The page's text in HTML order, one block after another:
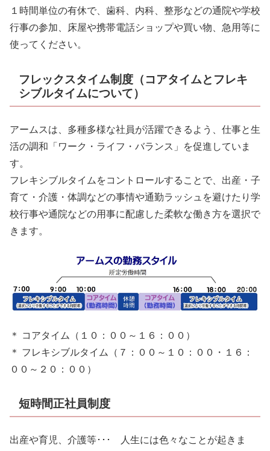
１時間単位の有休で、歯科、内科、整形などの通院や学校
行事の参加、床屋や携帯電話ショップや買い物、急用等に
使ってください。
フレックスタイム制度（コアタイムとフレキ
シブルタイムについて）
アームスは、多種多様な社員が活躍できるよう、仕事と生
活の調和「ワーク・ライフ・バランス」を促進していま
す。
フレキシブルタイムをコントロールすることで、出産・子
育て・介護・体調などの事情や通勤ラッシュを避けたり学
校行事や通院などの用事に配慮した柔軟な働き方を選択で
きます。
＊ コアタイム（１０：００～１６：００）
＊ フレキシブルタイム（７：００～１０：００・１６：
００～２０：００）
短時間正社員制度
出産や育児、介護等･･･ 人生には色々なことが起きま